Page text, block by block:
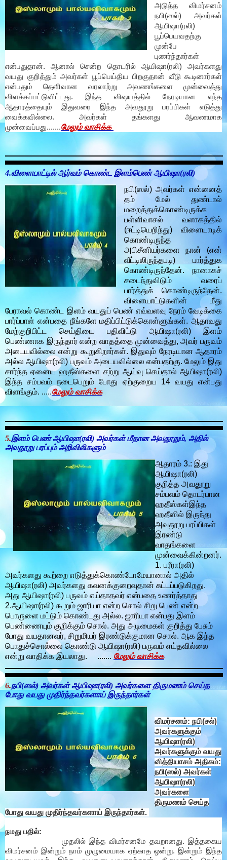
அடுத்த விமர்சனம்
நபி(ஸல்) அவர்கள்
ஆயிஷா(ரலி)
பூப்பெயவதற்கு
முன்பே
புணர்ந்தார்கள்
என்பதுதான். ஆனால் சென்ற தொடரில் ஆயிஷா(ரலி) அவர்களது
வயது குறித்தும் அவர்கள் பூப்பெய்திய பிறகுதான் வீடு கூடினார்கள்
என்பதும் தெளிவான வரலாற்று அவணங்களை முன்வைத்து
விளக்கப்பட்டுவிட்டது. இந்த விஷயத்தில் நேரடியான எந்த
ஆதாரத்தையும் இதுவரை இந்த அவதூறு பரப்பிகள் எடுத்து
வைக்கவில்லை. அவர்கள் தங்களது ஆவணமாக
முன்வைப்பது.......மேலும் வாசிக்க
4.விளையாட்டில் ஆர்வம் கொண்ட இளம்பெண் ஆயிஷா(ரலி)
நபி(ஸல்) அவர்கள் என்னைத்
தம் மேல் துண்டால்
மறைத்துக்கொண்டிருக்க
பள்ளிவாசல் வளாகத்தில்
(ஈட்டியெறிந்து) விளையாடிக்
கொண்டிருந்த
அபிசீனியர்களை நான் (என்
வீட்டிலிருந்தபடி) பார்த்துக
கொண்டிருந்தேன். நானாகச்
சடைந்துவிடும் வரைப்
பார்த்துக் கொண்டிருந்தேன்.
விளையாட்டுகளின் மீது
பேராவல் கொண்ட இளம் வயதுப் பெண் எவ்வளவு நேரம் வேடிக்கை
பார்ப்பாள் என்பதை நீங்களே மதிப்பிட்டுக்கொள்ளுங்கள். ஆதாவது
மேற்குறிபிட்ட செய்தியை பதிவிட்டு ஆயிஷா(ரலி) இளம்
பெண்ணாக இருந்தார் என்ற வாதத்தை முன்வைத்து, அவர் பருவம்
அடையவில்லை என்று கூறுகிறார்கள். இதுவும் நேரடியான ஆதாரம்
அல்ல ஆயிஷா(ரலி) பருவம் அடையவில்லை என்பதற்கு. மேலும் இது
சார்ந்த ஏனைய ஹதீஸ்களை சற்று ஆய்வு செய்தால் ஆயிஷா(ரலி)
இந்த சம்பவம் நடைபெறும் போது ஏற்குறைய 14 வயது என்பது
விளங்கும். .....மேலும் வாசிக்க
5.இளம் பெண் ஆயிஷா(ரலி) அவர்கள் மீதான அவதூறும், அதில்
அவதூறு பரப்பும் அறிவிலிகளும்
ஆதாரம் 3.: இது
ஆயிஷா(ரலி)
குறித்த அவதூறு
சம்பவம் தொடர்பான
ஹதீஸ்கள்இந்த
ஹதீஸில் இருந்து
அவதூறு பரப்பிகள்
இரண்டு
வாதங்களை
முன்வைக்கின்றனர்.
1. பரீரா(ரலி)
அவர்களது கூற்றை எடுத்துக்கொண்டோமேயானால் அதில்
ஆயிஷா(ரலி) அவர்களது கவனக்குறைவுதான் சுட்டப்படுகிறது.
அது ஆயிஷா(ரலி) பருவம் எய்தாதவர் என்பதை உணர்த்தாது
2.ஆயிஷா(ரலி) கூறும் ஜாரியா என்ற சொல் சிறு பெண் என்ற
பொருளை மட்டும் கொண்டது அல்ல. ஜாரியா என்பது இளம்
பெண்ணையும் குறிக்கும் சொல். அது அடிமைகள் குறித்து பேசும்
போது வயதானவர், சிறுமியர் இரண்டுக்குமான சொல். ஆக இந்த
பொதுச்சொல்லை கொண்டு ஆயிஷா(ரலி) பருவம் எய்தவில்லை
என்று வாதிக்க இயலாது. ....... மேலும் வாசிக்க
6.நபி(ஸல்) அவர்கள் ஆயிஷா(ரலி) அவர்களை திருமணம் செய்த
போது வயதுமுதிர்ந்தவர்களாய் இருந்தார்கள்
விமர்சனம்: நபி(சல்)
அவர்களுக்கும்
ஆயிஷா(ரலி)
அவர்களுக்கும் வயது
வித்தியாசம் அதிகம்:
நபி(ஸல்) அவர்கள்
ஆயிஷா(ரலி)
அவர்களை
திருமணம் செய்த
போது வயது முதிர்ந்தவர்களாய் இருந்தார்கள்.
நமது பதில்:
முதலில் இந்த விமர்சனமே தவறானது. இத்தகைய
விமர்சனம் இன்றும் நாம் முழுமையாக ஏற்காத ஒன்று. இன்றும் இந்த